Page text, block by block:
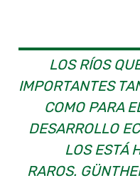
LOS RÍOS
IMPORTANTES
COMO PARA
DESARROLLO
LOS ESTÁ
RAROS.